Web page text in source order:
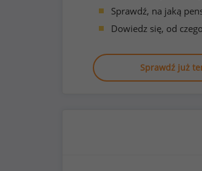
Sprawdź, na jaką
Dowiedz się, od
Sprawdź już